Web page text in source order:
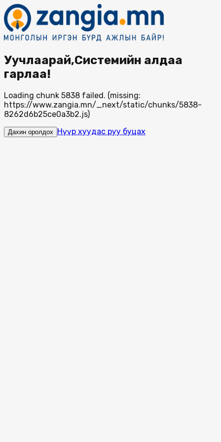
Уучлаарай,Системийн алдаа
гарлаа!
Loading chunk 5838 failed. (missing:
https://www.zangia.mn/_next/static/chunks/5838-
8262d6b25ce0a3b2.js)
Дахин оролдох Нүүр хуудас руу буцах